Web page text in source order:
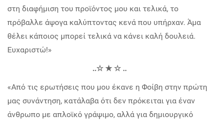
στη διαφήμιση του προϊόντος μου και τελικά, το
πρόβαλλε άψογα καλύπτοντας κενά που υπήρχαν. Άμα
θέλει κάποιος μπορεί τελικά να κάνει καλή δουλειά.
Ευχαριστώ!»
..☆ ★ ☆ ..
«Από τις ερωτήσεις που μου έκανε η Φοίβη στην πρώτη
μας συνάντηση, κατάλαβα ότι δεν πρόκειται για έναν
άνθρωπο με απλοϊκό γράψιμο, αλλά για δημιουργικό